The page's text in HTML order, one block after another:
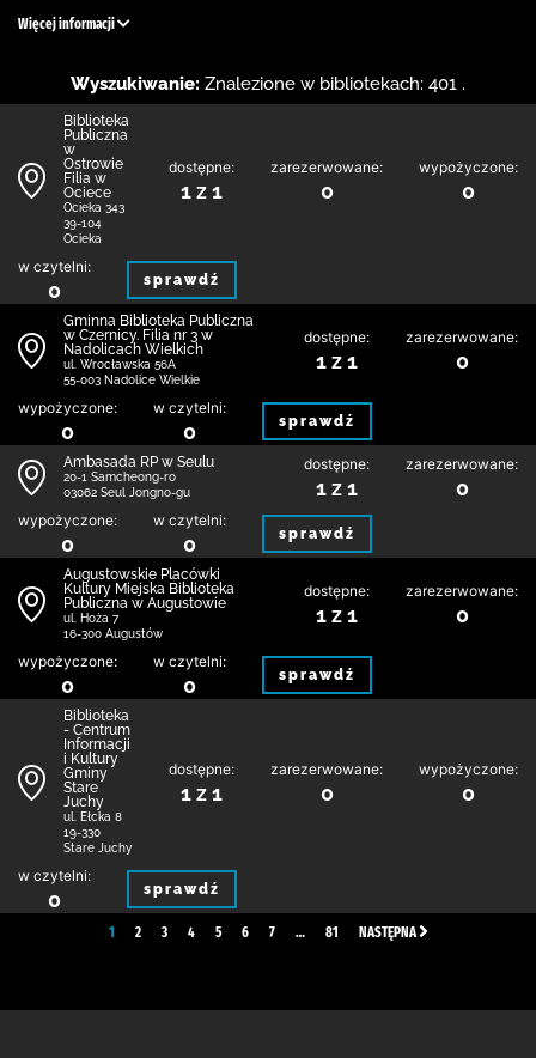
Więcej informacji
Wyszukiwanie: Znalezione w bibliotekach: 401 .
Biblioteka
Publiczna
w
Ostrowie
Filia w
Ociece
Ocieka 343
39-104
Ocieka
dostępne:
1 z 1
zarezerwowane:
0
wypożyczone:
0
w czytelni:
0 sprawdź
Gminna Biblioteka Publiczna
w Czernicy. Filia nr 3 w
Nadolicach Wielkich
ul. Wrocławska 56A
55-003 Nadolice Wielkie
dostępne:
1 z 1
zarezerwowane:
0
wypożyczone:
0
w czytelni:
0 sprawdź
Ambasada RP w Seulu
20-1 Samcheong-ro
03062 Seul Jongno-gu
dostępne:
1 z 1
zarezerwowane:
0
wypożyczone:
0
w czytelni:
0 sprawdź
Augustowskie Placówki
Kultury Miejska Biblioteka
Publiczna w Augustowie
ul. Hoża 7
16-300 Augustów
dostępne:
1 z 1
zarezerwowane:
0
wypożyczone:
0
w czytelni:
0 sprawdź
Biblioteka
- Centrum
Informacji
i Kultury
Gminy
Stare
Juchy
ul. Ełcka 8
19-330
Stare Juchy
dostępne:
1 z 1
zarezerwowane:
0
wypożyczone:
0
w czytelni:
0 sprawdź
1 2 3 4 5 6 7 … 81 NASTĘPNA